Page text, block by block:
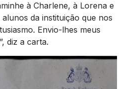
à Charlene, à Lorena e
da instituição que nos
Envio-lhes meus
diz a carta.